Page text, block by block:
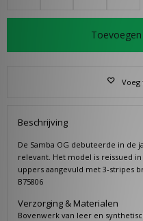
Voeg
Beschrijving
De Samba OG debuteerde in de
relevant. Het model is reissued
uppers aangevuld met 3-stripes
B75806
Verzorging & Materialen
Bovenwerk van leer en